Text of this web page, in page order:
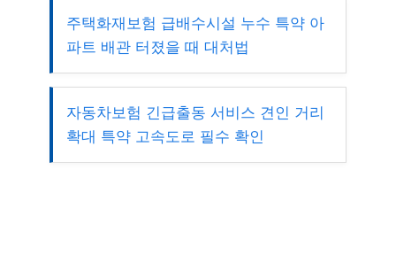
주택화재보험 급배수시설 누수 특약 아
파트 배관 터졌을 때 대처법
자동차보험 긴급출동 서비스 견인 거리
확대 특약 고속도로 필수 확인